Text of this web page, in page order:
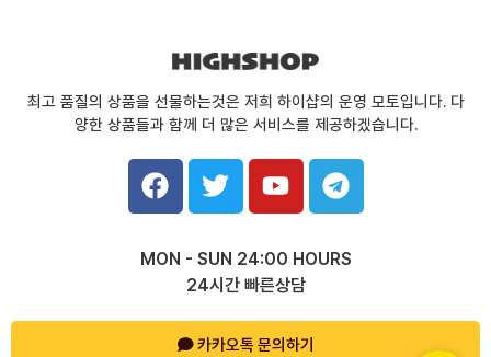
최고 품질의 상품을 선물하는것은 저희 하이샵의 운영 모토입니다. 다
양한 상품들과 함께 더 많은 서비스를 제공하겠습니다.
F
a
c
b
o
T
w
i
t
e
r
Y
o
u
u
b
e
T
e
l
g
a
MON - SUN 24:00 HOURS
24시간 빠른상담
카카오톡 문의하기